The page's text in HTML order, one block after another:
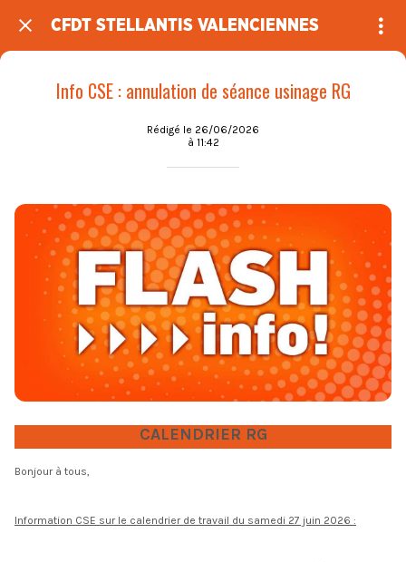
CFDT STELLANTIS VALENCIENNES
Info CSE : annulation de séance usinage RG
Rédigé le 26/06/2026
à 11:42
CALENDRIER RG
Bonjour à tous,
Information CSE sur le calendrier de travail du samedi 27 juin 2026 :